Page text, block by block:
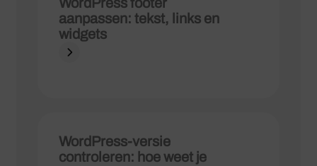
aanpassen: tekst, links en
widgets
WordPress-versie
controleren: hoe weet je